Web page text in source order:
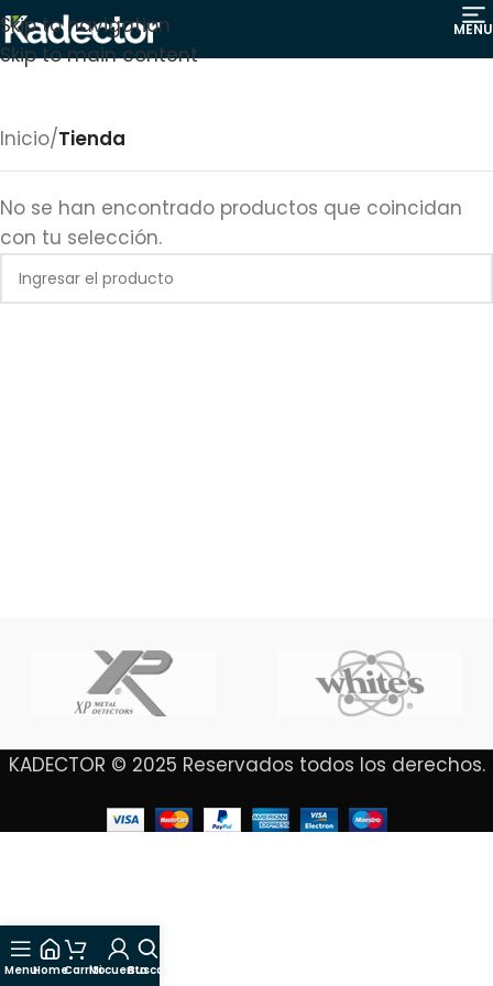
Skip to navigation
Skip to main content
MENU
Inicio/Tienda
No se han encontrado productos que coincidan
con tu selección.
KADECTOR © 2025 Reservados todos los derechos.
MenuHomeCarritoMi cuenta
Buscar